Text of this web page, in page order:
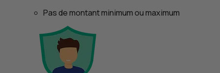
Pas de montant minimum ou maximum